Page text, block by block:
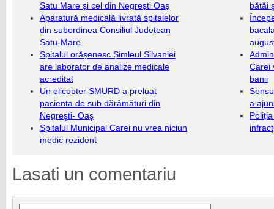
Satu Mare și cel din Negrești Oaș
Aparatură medicală livrată spitalelor
din subordinea Consiliul Județean
Satu-Mare
Spitalul orășenesc Șimleul Silvaniei
are laborator de analize medicale
acreditat
Un elicopter SMURD a preluat
pacienta de sub dărâmături din
Negreşti- Oaş
Spitalul Municipal Carei nu vrea niciun
medic rezident
bătăi
Carei
banii
a
Lasati un comentariu